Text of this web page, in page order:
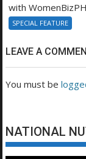
with
SPECIAL FEATURE
LEAVE A
You must be
NATIONAL